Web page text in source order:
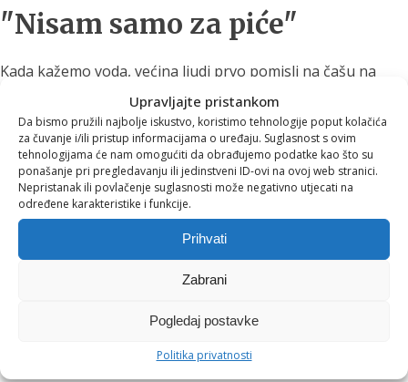
Upravljajte pristankom
Da bismo pružili najbolje iskustvo, koristimo tehnologije poput kolačića
za čuvanje i/ili pristup informacijama o uređaju. Suglasnost s ovim
tehnologijama će nam omogućiti da obrađujemo podatke kao što su
ponašanje pri pregledavanju ili jedinstveni ID-ovi na ovoj web stranici.
Nepristanak ili povlačenje suglasnosti može negativno utjecati na
određene karakteristike i funkcije.
Prihvati
Zabrani
Pogledaj postavke
Politika privatnosti
"Nisam samo za piće"
Kada kažemo voda, većina ljudi prvo pomisli na čašu na
Ali voda je prisutna u gotovo svakom dijelu našeg dana.
Tuširanje.
Kuhanje.